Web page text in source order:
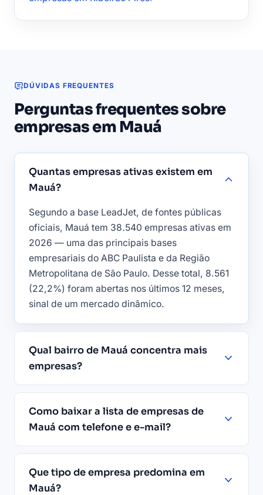
DÚVIDAS FREQUENTES
Perguntas frequentes sobre
empresas em Mauá
Quantas empresas ativas existem em
Mauá?
Segundo a base LeadJet, de fontes públicas
oficiais, Mauá tem 38.540 empresas ativas em
2026 — uma das principais bases
empresariais do ABC Paulista e da Região
Metropolitana de São Paulo. Desse total, 8.561
(22,2%) foram abertas nos últimos 12 meses,
sinal de um mercado dinâmico.
Qual bairro de Mauá concentra mais
empresas?
Como baixar a lista de empresas de
Mauá com telefone e e-mail?
Que tipo de empresa predomina em
Mauá?